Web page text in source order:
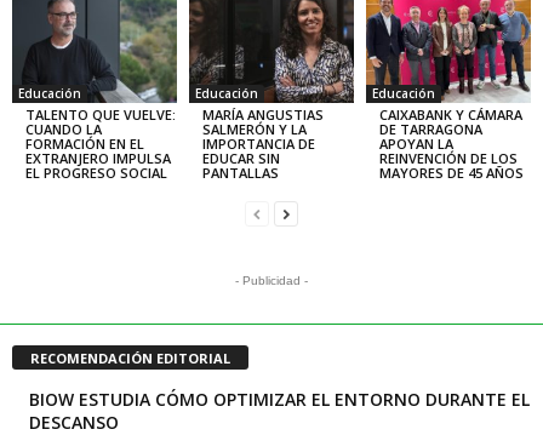
Educación
TALENTO QUE VUELVE:
CUANDO LA
FORMACIÓN EN EL
EXTRANJERO IMPULSA
EL PROGRESO SOCIAL
Educación
MARÍA ANGUSTIAS
SALMERÓN Y LA
IMPORTANCIA DE
EDUCAR SIN
PANTALLAS
Educación
CAIXABANK Y CÁMARA
DE TARRAGONA
APOYAN LA
REINVENCIÓN DE LOS
MAYORES DE 45 AÑOS
- Publicidad -
RECOMENDACIÓN EDITORIAL
BIOW ESTUDIA CÓMO OPTIMIZAR EL ENTORNO DURANTE EL
DESCANSO